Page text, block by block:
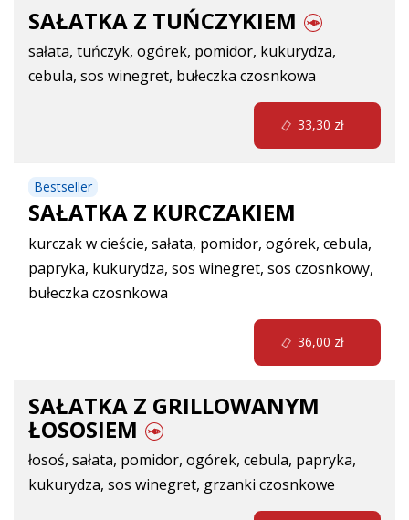
SAŁATKA Z TUŃCZYKIEM
sałata, tuńczyk, ogórek, pomidor, kukurydza,
cebula, sos winegret, bułeczka czosnkowa
Bestseller
SAŁATKA Z KURCZAKIEM
kurczak w cieście, sałata, pomidor, ogórek, cebula,
papryka, kukurydza, sos winegret, sos czosnkowy,
bułeczka czosnkowa
SAŁATKA Z GRILLOWANYM
ŁOSOSIEM
łosoś, sałata, pomidor, ogórek, cebula, papryka,
kukurydza, sos winegret, grzanki czosnkowe